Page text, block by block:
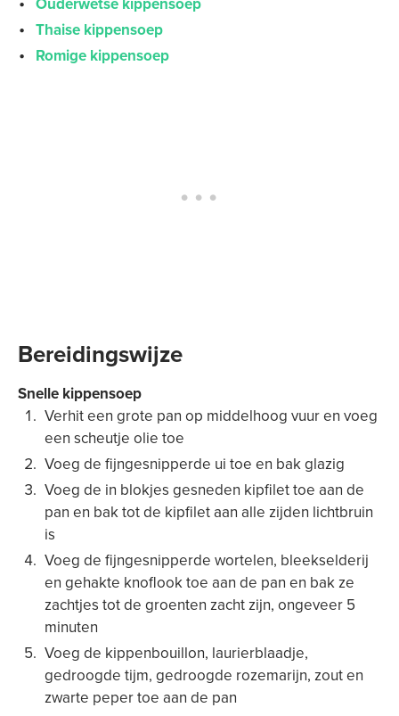
Thaise kippensoep
Romige kippensoep
Bereidingswijze
Snelle kippensoep
Verhit een grote pan op middelhoog vuur en voeg
een scheutje olie toe
Voeg de fijngesnipperde ui toe en bak glazig
Voeg de in blokjes gesneden kipfilet toe aan de
pan en bak tot de kipfilet aan alle zijden lichtbruin
is
Voeg de fijngesnipperde wortelen, bleekselderij
en gehakte knoflook toe aan de pan en bak ze
zachtjes tot de groenten zacht zijn, ongeveer 5
minuten
Voeg de kippenbouillon, laurierblaadje,
gedroogde tijm, gedroogde rozemarijn, zout en
zwarte peper toe aan de pan